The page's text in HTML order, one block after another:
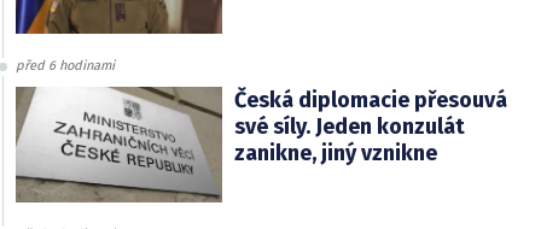
před 6 hodinami
Česká diplomacie přesouvá
své síly. Jeden konzulát
zanikne, jiný vznikne